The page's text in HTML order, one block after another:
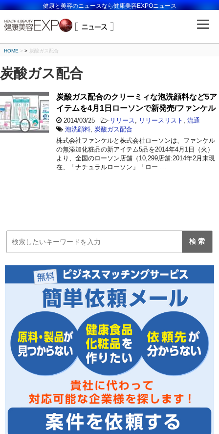
健康と美容のニュースなら健康美容EXPOニュース
HOME > 炭酸ガス配合
炭酸ガス配合
炭酸ガス配合のクリーミィな泡洗顔料など5ア
イテムを4月1日ローソンで新発売/ファンケル
2014/03/25 - リリース リリースリスト
流通
泡洗顔料 炭酸ガス配合
株式会社ファンケルと株式会社ローソンは、ファンケル
の無添加化粧品の新アイテム5品を2014年4月1日（火）
より、全国のローソン店舗（10,299店舗:2014年2月末現
在、「ナチュラルローソン」「ロー …